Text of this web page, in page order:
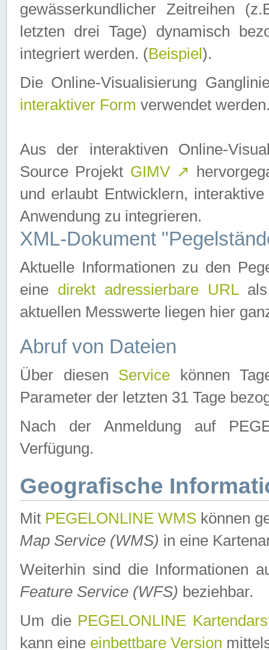
gewässerkundlicher Zeitreihen
letzten drei Tage) dynamisch
integriert werden. (Beispiel ).
Die Online-Visualisierung
interaktiver Form verwendet
Aus der interaktiven Online-
Source Projekt GIMV ↗
und erlaubt Entwicklern,
Anwendung zu integrieren.
XML-Dokument
Aktuelle Informationen zu den
eine direkt adressierbare URLals
aktuellen Messwerte liegen hier
Abruf von Dateien
Über diesen Service können
Parameter der letzten 31 Tage
Nach der Anmeldung auf
Verfügung.
Geografische
Mit PEGELONLINE WMS können
Map Service (WMS) in eine
Weiterhin sind die Informationen
Feature Service (WFS) beziehbar.
Um die PEGELONLINE
kann eine einbettbare Version